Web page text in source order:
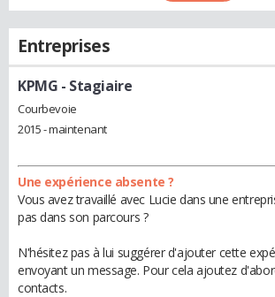
Entreprises
KPMG - Stagiaire
Courbevoie
2015 - maintenant
Une expérience absente ?
Vous avez travaillé avec Lucie dans une
pas dans son parcours ?
N'hésitez pas à lui suggérer d'ajouter cette
envoyant un message. Pour cela ajoutez
contacts.